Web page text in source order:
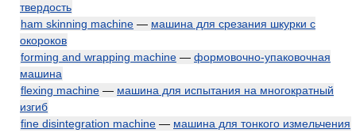
твердость
ham skinning machine — машина для срезания шкурки с
окороков
forming and wrapping machine — формовочно-упаковочная
машина
flexing machine — машина для испытания на многократный
изгиб
fine disintegration machine — машина для тонкого измельчения